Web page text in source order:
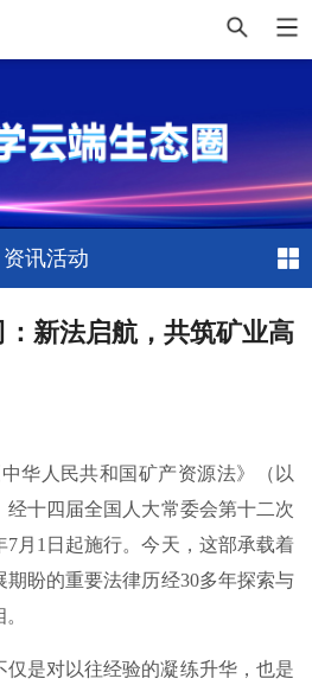
资讯活动
新法启航，共筑矿业高
华人民共和国矿产资源法》（以
十四届全国人大常委会第十二次
7月1日起施行。今天，这部承载着
期盼的重要法律历经30多年探索与
仅是对以往经验的凝练升华，也是